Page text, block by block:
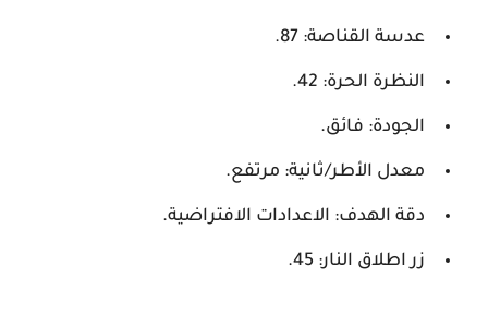
عدسة القناصة: 87.
النظرة الحرة: 42.
الجودة: فائق.
معدل الأطر/ثانية: مرتفع.
دقة الهدف: الاعدادات الافتراضية.
زر اطلاق النار: 45.